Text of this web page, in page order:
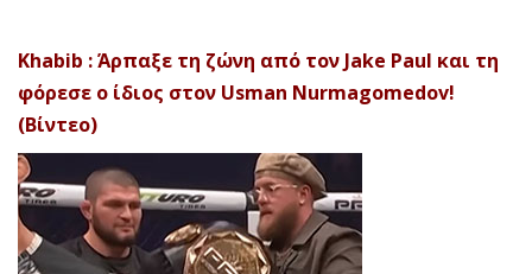
Khabib : Άρπαξε τη ζώνη από τον Jake Paul και τη
φόρεσε ο ίδιος στον Usman Nurmagomedov!
(Βίντεο)